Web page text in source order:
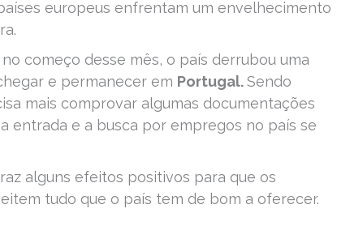
europeus enfrentam um envelhecimento
começo desse mês, o país derrubou uma
e permanecer em Portugal.Sendo
mais comprovar algumas documentações
entrada e a busca por empregos no país se
alguns efeitos positivos para que os
tudo que o país tem de bom a oferecer.